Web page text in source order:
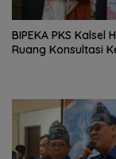
‎BIPEKA PKS Kalsel
Ruang Konsultasi